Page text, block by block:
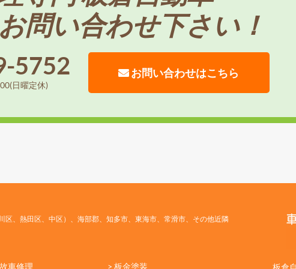
問い合わせ下さい！
5752
日曜定休)
お問い合わせはこちら
区、熱田区、中区）、海部郡、知多市、東海市、常滑市、その他近隣
車修理 > 板金塗装 板倉